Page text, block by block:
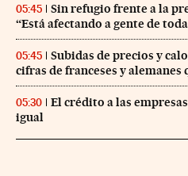
05:45
Sin refugio frente a la
“Está afectando a gente de
05:45
Subidas de precios y
cifras de franceses y alemanes
05:30
El crédito a las
igual